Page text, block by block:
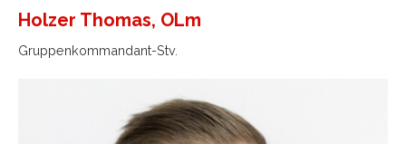
Holzer Thomas, OLm
Gruppenkommandant-Stv.